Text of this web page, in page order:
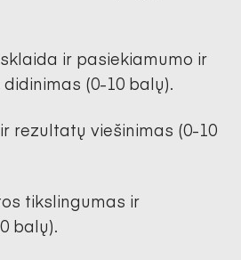
ir pasiekiamumo ir
(0-10 balų).
rezultatų viešinimas (0-10
tikslingumas ir
balų).